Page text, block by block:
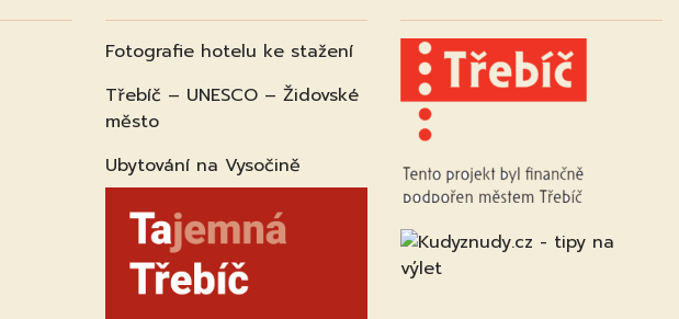
Fotografie hotelu ke stažení
Třebíč – UNESCO – Židovské
město
Ubytování na Vysočině